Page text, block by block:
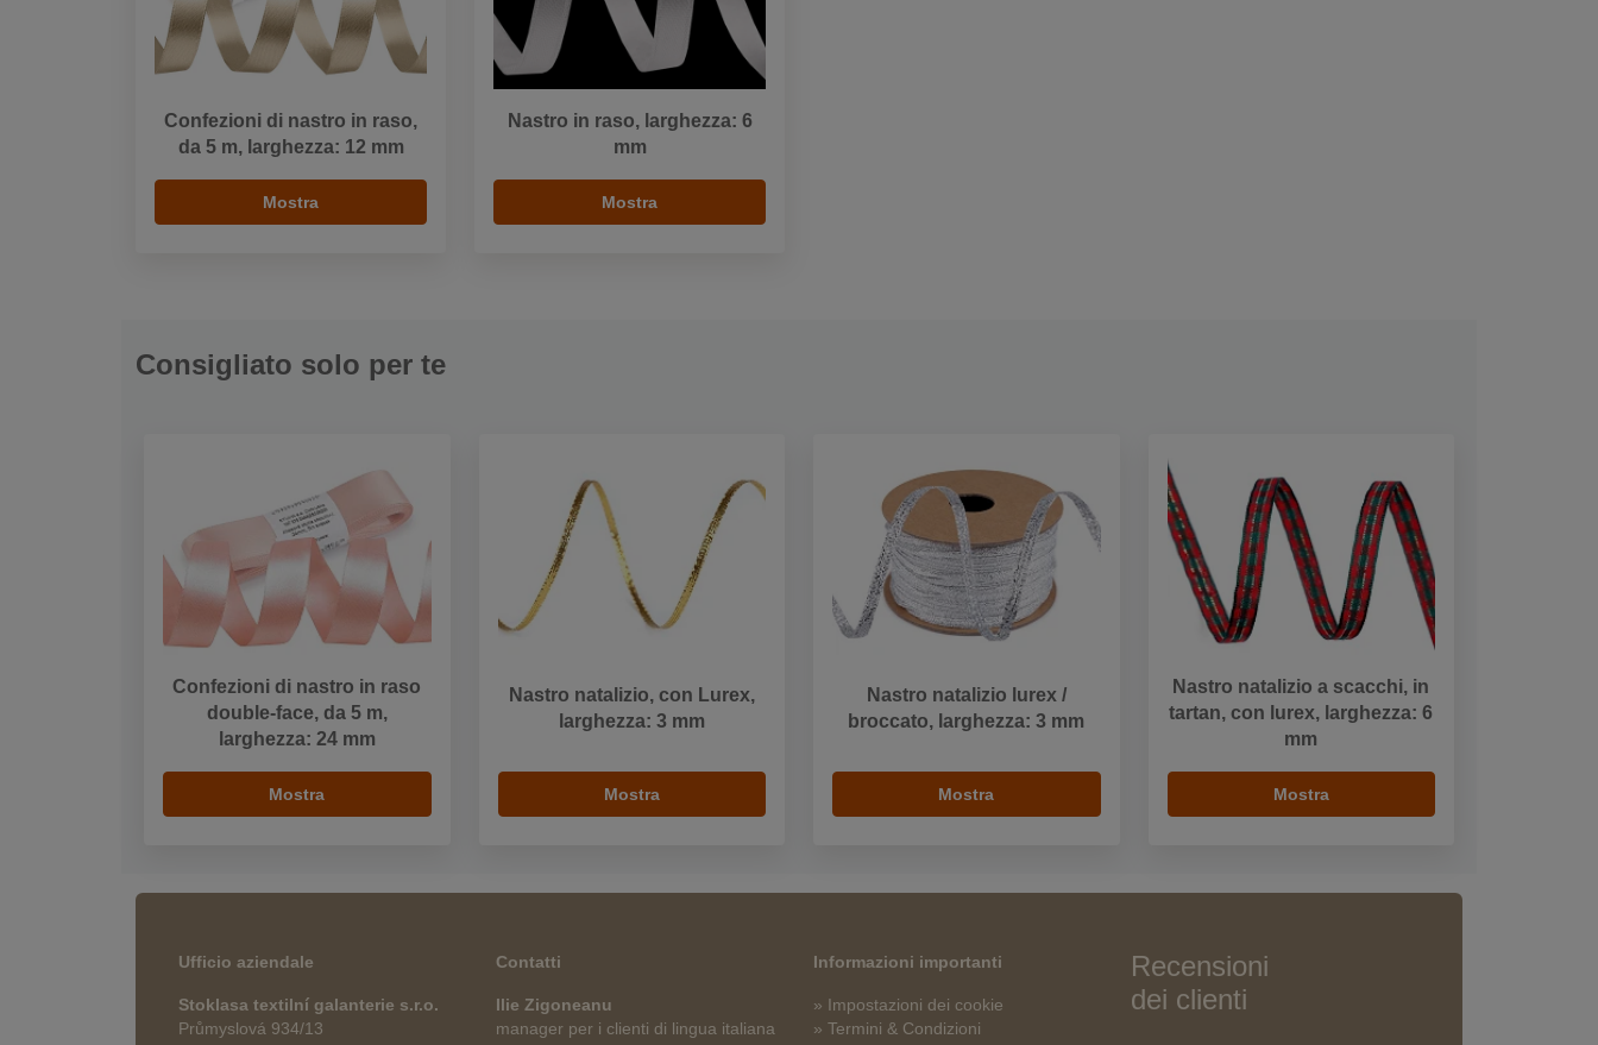
Confezioni di nastro in raso,
da 5 m, larghezza: 12 mm
Mostra
Nastro in raso, larghezza: 6
mm
Mostra
Consigliato solo per te
Confezioni di nastro in raso
double-face, da 5 m,
larghezza: 24 mm
Mostra
Nastro natalizio, con Lurex,
larghezza: 3 mm
Mostra
Nastro natalizio lurex /
broccato, larghezza: 3 mm
Mostra
Nastro natalizio a scacchi, in
tartan, con lurex, larghezza: 6
mm
Mostra
Ufficio aziendale
Stoklasa textilní galanterie s.r.o.
Průmyslová 934/13
Contatti
Ilie Zigoneanu
manager per i clienti di lingua italiana
Informazioni importanti
» Impostazioni dei cookie
» Termini & Condizioni
Recensioni
dei clienti